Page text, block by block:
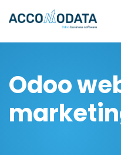
Overslaan naar inhoud
Odoo